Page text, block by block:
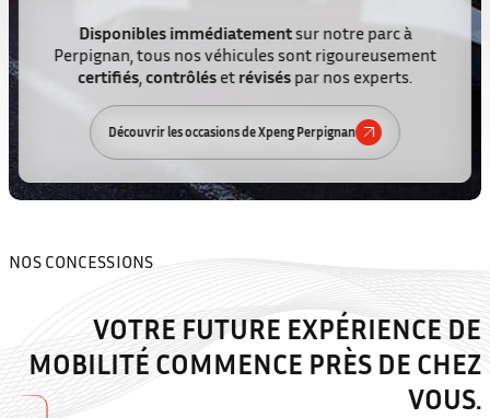
Disponibles immédiatementsur notre parc à
Perpignan, tous nos véhicules sont rigoureusement
certifiés contrôléset révisés par nos experts.
Découvrir les occasions de Xpeng Perpignan
Le Groupe LG met à votre disposition un stock de
véhicules d’occasion soigneusement sélectionnés.
Profitez de modèles contrôlés et préparés par nos
équipes pour acheter en toute sérénité.
Voir les véhicules d’occasion
NOS CONCESSIONS
VOTRE FUTURE EXPÉRIENCE DE
MOBILITÉ COMMENCE PRÈS DE CHEZ
VOUS.